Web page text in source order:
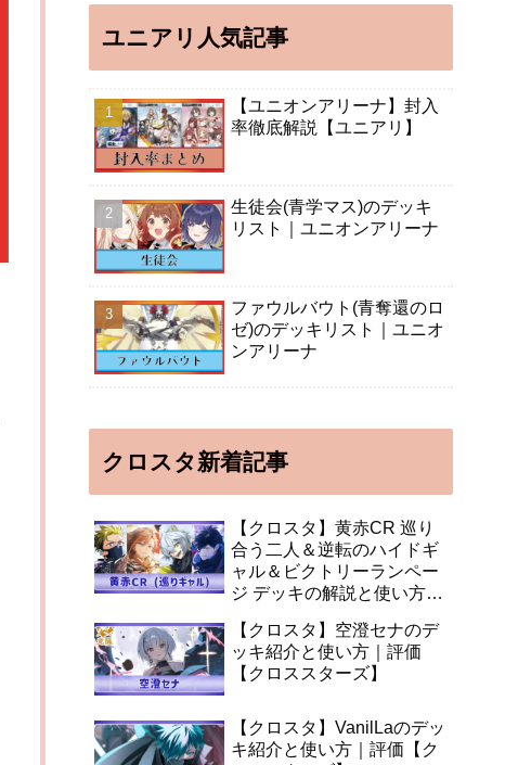
ユニアリ人気記事
【ユニオンアリーナ】封入
率徹底解説【ユニアリ】
生徒会(青学マス)のデッキ
リスト｜ユニオンアリーナ
ファウルバウト(青奪還のロ
ゼ)のデッキリスト｜ユニオ
ンアリーナ
クロスタ新着記事
【クロスタ】黄赤CR 巡り
合う二人＆逆転のハイドギ
ャル＆ビクトリーランペー
ジ デッキの解説と使い方
【クロスタ】空澄セナのデ
ッキ紹介と使い方｜評価
【クロススターズ】
【クロスタ】VanilLaのデッ
キ紹介と使い方｜評価【ク